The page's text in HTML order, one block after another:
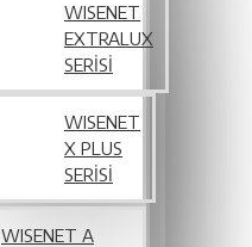
WISENET
EXTRALUX
SERISI
WISENET
X PLUS
SERISI
WISENET A